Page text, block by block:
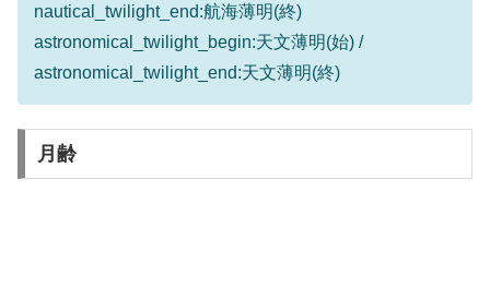
nautical_twilight_end:航海薄明(終)
astronomical_twilight_begin:天文薄明(始) /
astronomical_twilight_end:天文薄明(終)
月齢